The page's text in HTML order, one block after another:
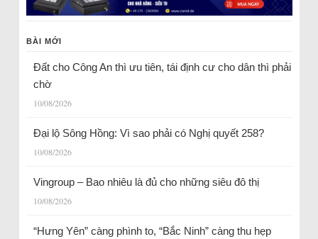
BÀI MỚI
Đất cho Công An thì ưu tiên, tái định cư cho dân thì phải
chờ
10/08/2026
Đại lộ Sông Hồng: Vì sao phải có Nghị quyết 258?
10/08/2026
Vingroup – Bao nhiêu là đủ cho những siêu đô thị
10/08/2026
“Hưng Yên” càng phình to, “Bắc Ninh” càng thu hẹp